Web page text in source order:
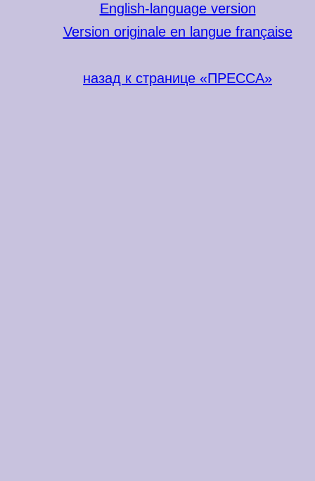
English-language version
Version originale en langue française
назад к странице «ПРЕССА»